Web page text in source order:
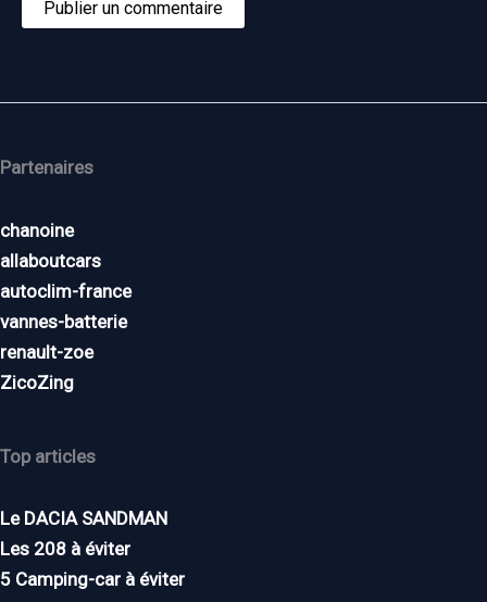
Partenaires
chanoine
allaboutcars
autoclim-france
vannes-batterie
renault-zoe
ZicoZing
Top articles
Le DACIA SANDMAN
Les 208 à éviter
5 Camping-car à éviter